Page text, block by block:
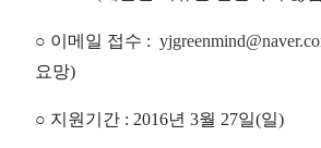
○ 이메일 접수 :
요망)
○ 지원기간 : 2016년 3월 27일(일)